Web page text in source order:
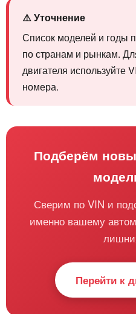
⚠️ Уточнение
Список моделей и годы
по странам и рынкам.
двигателя используйте
номера.
Подберём
Сверим по VIN и
именно вашему
Перейти к